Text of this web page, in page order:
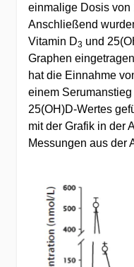
einmalige Dosis von
Anschließend
Vitamin D3 und
Graphen
hat die Einnahme
einem
25(OH)D-Wertes
mit der Grafik in der
Messungen aus der